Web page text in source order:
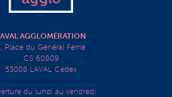
AGGLOMÉRATION
Place du Général Ferrié
CS 60809
53008 LAVAL Cedex
du lundi au vendredi